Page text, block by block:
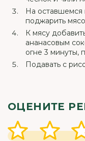
На оставшемся
поджарить
К мясу
ананасовым
огне 3 минуты,
Подавать с
ОЦЕНИТЕ